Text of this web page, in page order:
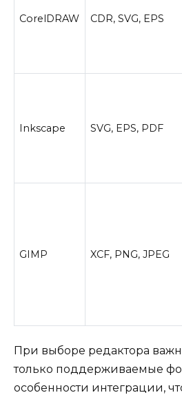
CorelDRAW CDR, SVG, EPS
Inkscape SVG, EPS, PDF
GIMP XCF, PNG, JPEG
При выборе редактора
только поддерживаемые
особенности интеграции,